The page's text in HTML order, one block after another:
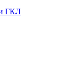
и ГКЛ